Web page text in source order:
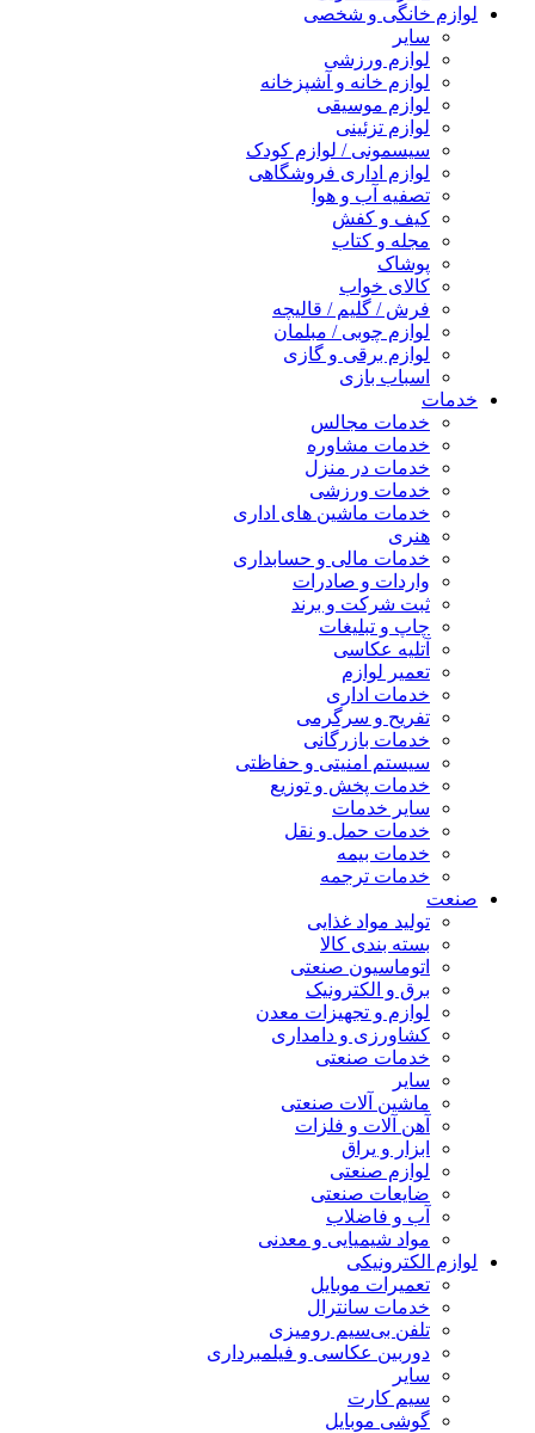
لوازم خانگی و شخصی
سایر
لوازم ورزشی
لوازم خانه و آشپزخانه
لوازم موسیقی
لوازم تزئینی
سیسمونی / لوازم کودک
لوازم اداری فروشگاهی
تصفیه آب و هوا
کیف و کفش
مجله و کتاب
پوشاک
کالای خواب
فرش / گلیم / قالیچه
لوازم چوبی / مبلمان
لوازم برقی و گازی
اسباب بازی
خدمات
خدمات مجالس
خدمات مشاوره
خدمات در منزل
خدمات ورزشی
خدمات ماشین های اداری
هنری
خدمات مالی و حسابداری
واردات و صادرات
ثبت شرکت و برند
چاپ و تبلیغات
آتلیه عکاسی
تعمیر لوازم
خدمات اداری
تفریح و سرگرمی
خدمات بازرگانی
سیستم امنیتی و حفاظتی
خدمات پخش و توزیع
سایر خدمات
خدمات حمل و نقل
خدمات بیمه
خدمات ترجمه
صنعت
تولید مواد غذایی
بسته بندی کالا
اتوماسیون صنعتی
برق و الکترونیک
لوازم و تجهیزات معدن
کشاورزی و دامداری
خدمات صنعتی
سایر
ماشین آلات صنعتی
آهن آلات و فلزات
ابزار و یراق
لوازم صنعتی
ضایعات صنعتی
آب و فاضلاب
مواد شیمیایی و معدنی
لوازم الکترونیکی
تعمیرات موبایل
خدمات سانترال
تلفن بی‌سیم رومیزی
دوربین عکاسی و فیلمبرداری
سایر
سیم کارت
گوشی موبایل